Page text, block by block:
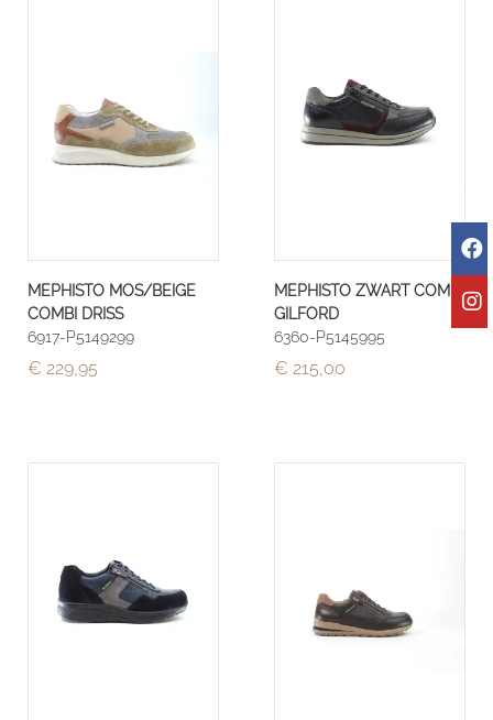
MEPHISTO MOS/BEIGE
COMBI DRISS
6917-P5149299
€ 229,95
MEPHISTO ZWART COMBI
GILFORD
6360-P5145995
€ 215,00